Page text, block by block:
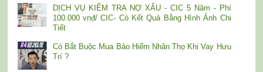
DỊCH VỤ KIỂM TRA NỢ XẤU - CIC 5 Năm - Phí
100.000 vnđ/ CIC- Có Kết Quả Bằng Hình Ảnh Chi
Tiết
Có Bắt Buộc Mua Bảo Hiểm Nhân Thọ Khi Vay Hưu
Trí ?